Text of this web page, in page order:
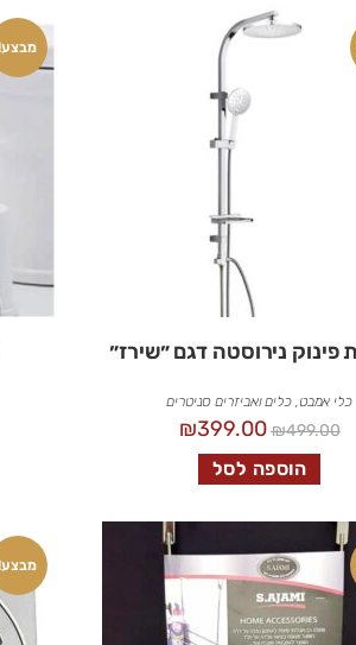
פינוק נירוסטה דגם ״שירז״
כלי אמבט,כלים ואביזרים סניטרים
₪499.00
₪399.00
הוספה לסל